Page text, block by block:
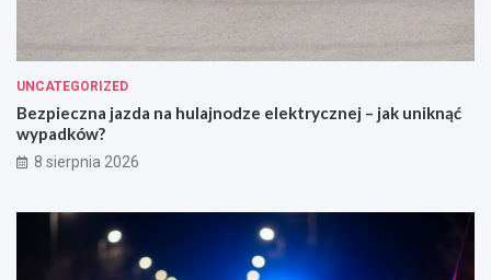
UNCATEGORIZED
Bezpieczna jazda na hulajnodze elektrycznej – jak uniknąć
wypadków?
8 sierpnia 2026